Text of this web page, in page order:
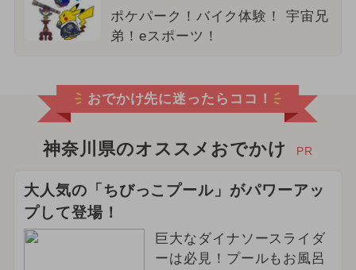
ポケパーク！バイク体験！ 宇宙兄
弟！eスポーツ！
おでかけ先に迷ったらココ！
神奈川県のオススメおでかけ PR
大人気の「ちびっこプール」がパワーアッ
プして登場！
巨大なダイナソースライダ
ーは必見！プールもお風呂